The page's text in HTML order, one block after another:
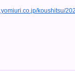
koushitsu/